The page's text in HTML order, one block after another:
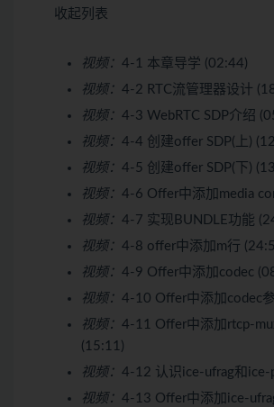
收起列表
视频： 4-1 本章导学 (02:44)
视频： 4-2 RTC流管理器设计
视频： 4-3 WebRTC SDP介绍
视频： 4-4 创建offer SDP(上)
视频： 4-5 创建offer SDP(下)
视频： 4-6 Offer中添加media
视频： 4-7 实现BUNDLE功能
视频： 4-8 offer中添加m行
视频： 4-9 Offer中添加codec
视频： 4-10 Offer中添加codec
视频： 4-11 Offer中添加rtcp-
(15:11)
视频： 4-12 认识ice-ufrag和ice-
视频： 4-13 Offer中添加ice-